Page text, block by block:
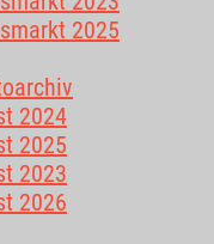
2025
2024
2025
2023
2026